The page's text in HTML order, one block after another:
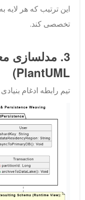
این ترتیب که هر لایه
تخصصی کند.
3. مدلسازی
PlantUML)
تیم رابطه ادغام